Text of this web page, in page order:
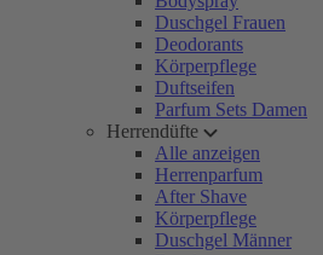
Duschgel Frauen
Deodorants
Körperpflege
Duftseifen
Parfum Sets Damen
Herrendüfte
Alle anzeigen
Herrenparfum
After Shave
Körperpflege
Duschgel Männer